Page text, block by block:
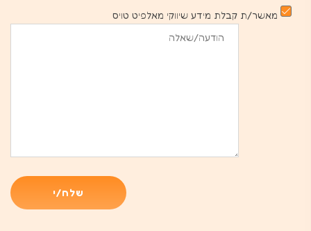
מאשר/ת קבלת מידע שיווקי מאלפיט טויס